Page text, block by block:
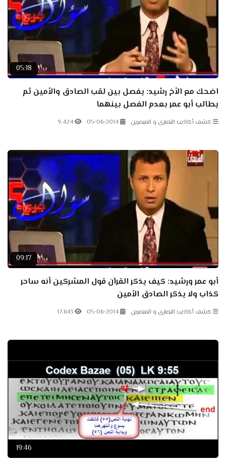
05:18
اضحك مع الأخ رشيد: يفصل بين لقب الصادق والأمين ثم
يطالب أبو عمر بعدم الفصل بينهما
كشف أكاذيب النصارى و المنصرين 05-06-2014
9.424
09:17
أبو عمر ورشيد: كيف يذكر القرآن قول المشركين أنه ساحر
كذاب ولا يذكر الصادق الأمين
كشف أكاذيب النصارى و المنصرين 05-06-2014
17.643
19:46